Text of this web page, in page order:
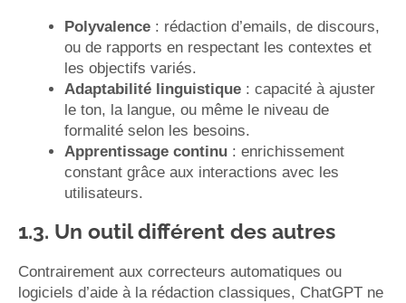
Polyvalence : rédaction d’emails, de discours,
ou de rapports en respectant les contextes et
les objectifs variés.
Adaptabilité linguistique : capacité à ajuster
le ton, la langue, ou même le niveau de
formalité selon les besoins.
Apprentissage continu : enrichissement
constant grâce aux interactions avec les
utilisateurs.
1.3. Un outil différent des autres
Contrairement aux correcteurs automatiques ou
logiciels d’aide à la rédaction classiques, ChatGPT ne